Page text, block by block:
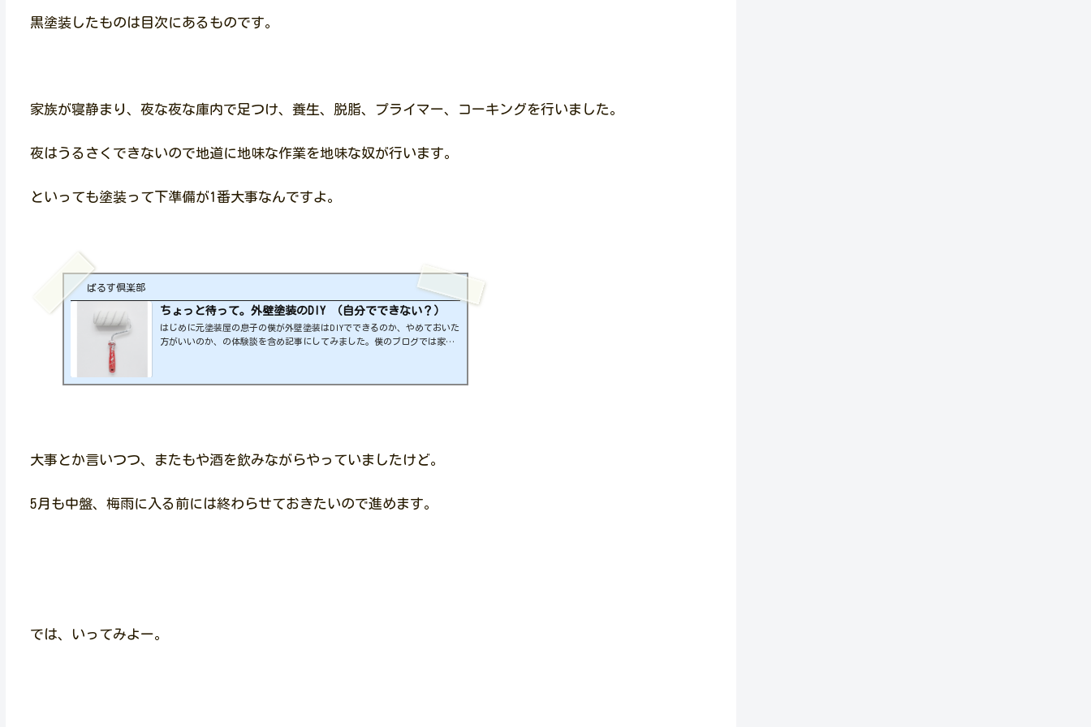
黒塗装したものは目次にあるものです。
家族が寝静まり、夜な夜な庫内で足つけ、養生、脱脂、プライマー、コーキングを行いました。
夜はうるさくできないので地道に地味な作業を地味な奴が行います。
といっても塗装って下準備が1番大事なんですよ。
ばるす倶楽部
ちょっと待って。外壁塗装のDIY （自分でできない？）
はじめに元塗装屋の息子の僕が外壁塗装はDIYでできるのか、やめておいた
方がいいのか、の体験談を含め記事にしてみました。僕のブログでは家の
かった息子のバールスです この記事を読めば、現在 外壁塗装を自分でや
大事とか言いつつ、またもや酒を飲みながらやっていましたけど。
5月も中盤、梅雨に入る前には終わらせておきたいので進めます。
では、いってみよー。